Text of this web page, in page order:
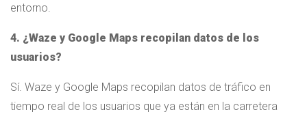
entorno.
4. ¿Waze y Google Maps recopilan datos de los
usuarios?
Sí. Waze y Google Maps recopilan datos de tráfico en
tiempo real de los usuarios que ya están en la carretera